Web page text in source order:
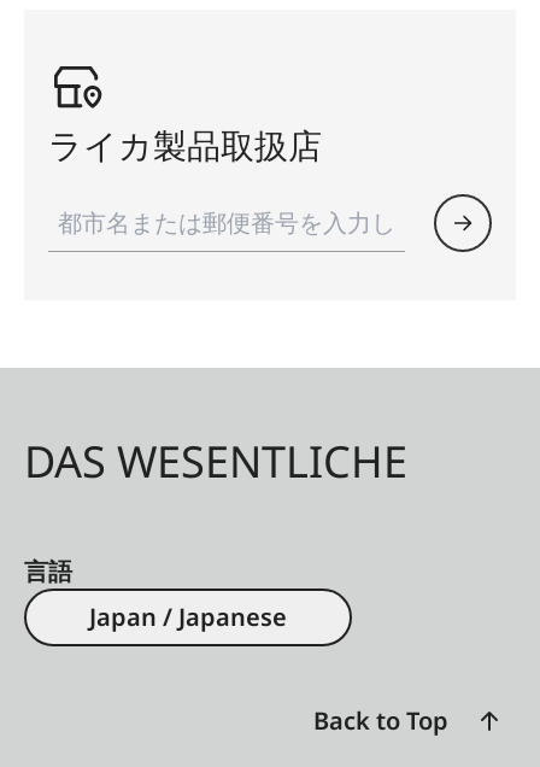
ライカ製品取扱店
DAS WESENTLICHE
言語
Japan / Japanese
Back to Top